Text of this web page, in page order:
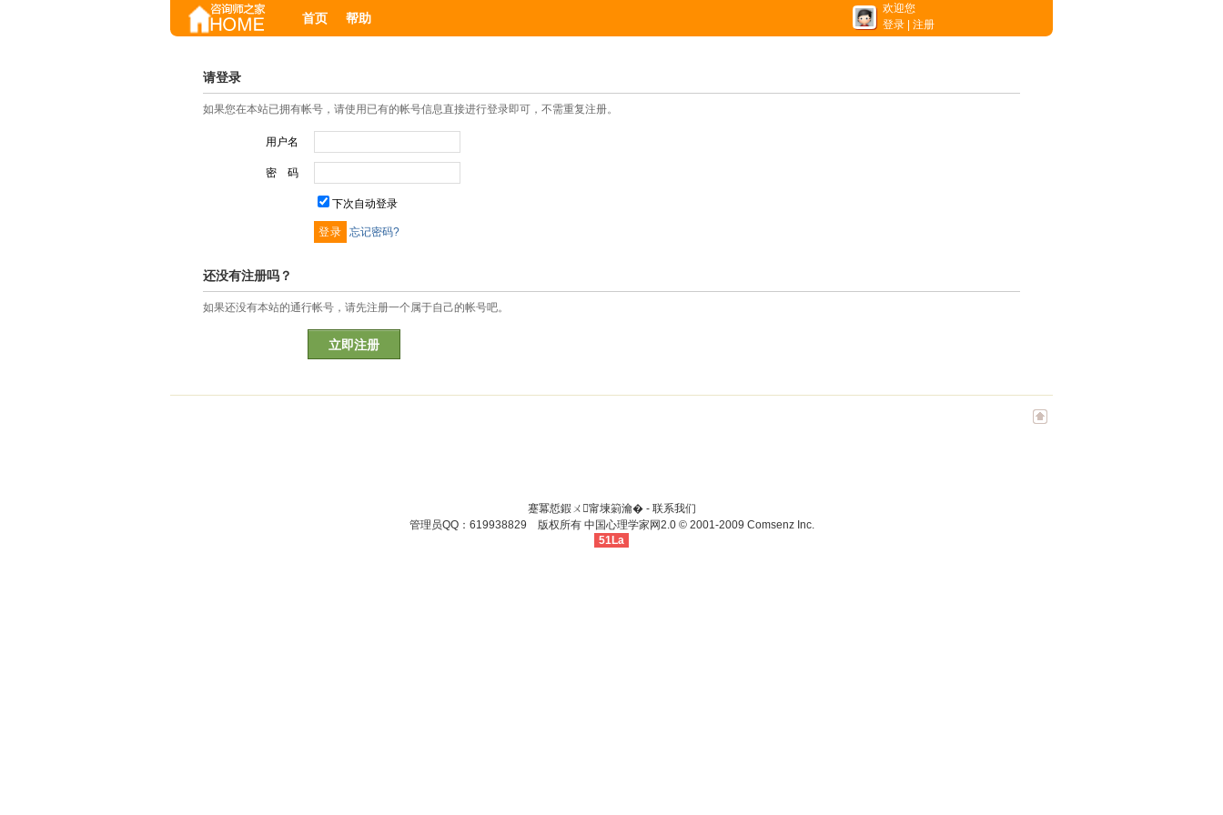
首页 帮助
欢迎您
登录
注册
请登录
如果您在本站已拥有帐号，请使用已有的帐号信息直接进行登录即可，不需重复注册。
用户名
密 码
下次自动登录
忘记密码?
还没有注册吗？
如果还没有本站的通行帐号，请先注册一个属于自己的帐号吧。
立即注册
蹇冪悊鍜ㄨ甯堜箣瀹� - 联系我们
管理员QQ：619938829 版权所有 中国心理学家网2.0© 2001-2009 Comsenz Inc.
51La